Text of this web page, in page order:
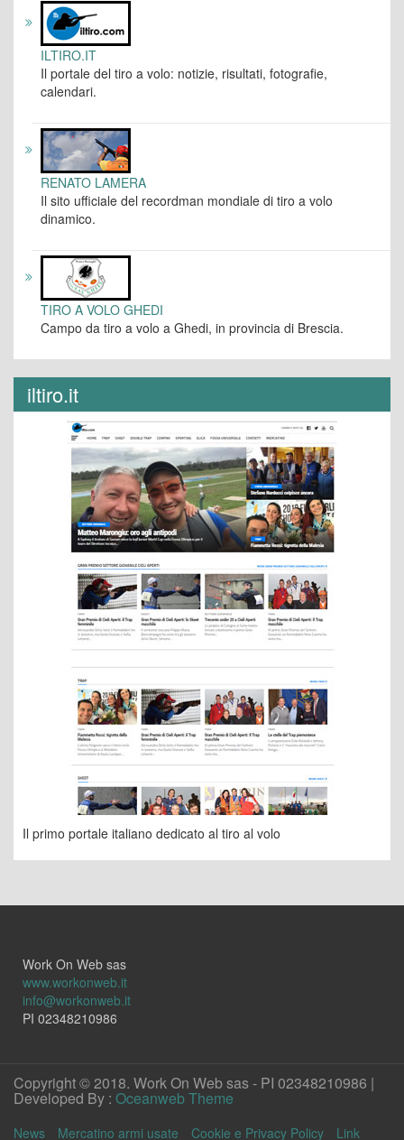
ILTIRO.IT
Il portale del tiro a volo: notizie, risultati, fotografie,
calendari.
RENATO LAMERA
Il sito ufficiale del recordman mondiale di tiro a volo
dinamico.
TIRO A VOLO GHEDI
Campo da tiro a volo a Ghedi, in provincia di Brescia.
iltiro.it
Il primo portale italiano dedicato al tiro al volo
Work On Web sas
www.workonweb.it
info@workonweb.it
PI 02348210986
Copyright © 2018. Work On Web sas - PI 02348210986 |
Developed By : Oceanweb Theme
News Mercatino armi usate Cookie e Privacy Policy Link